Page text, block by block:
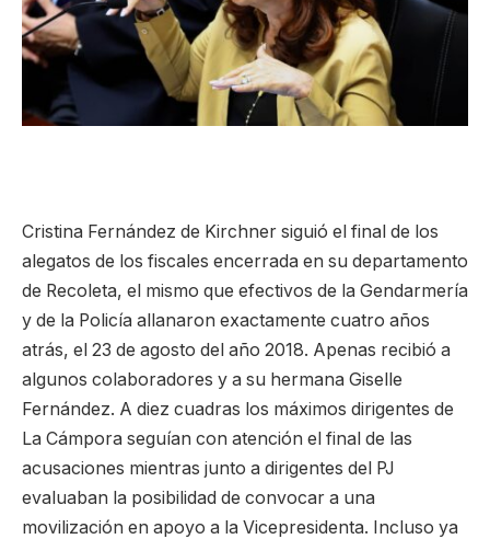
Cristina Fernández de Kirchner siguió el final de los
alegatos de los fiscales encerrada en su departamento
de Recoleta, el mismo que efectivos de la Gendarmería
y de la Policía allanaron exactamente cuatro años
atrás, el 23 de agosto del año 2018. Apenas recibió a
algunos colaboradores y a su hermana Giselle
Fernández. A diez cuadras los máximos dirigentes de
La Cámpora seguían con atención el final de las
acusaciones mientras junto a dirigentes del PJ
evaluaban la posibilidad de convocar a una
movilización en apoyo a la Vicepresidenta. Incluso ya